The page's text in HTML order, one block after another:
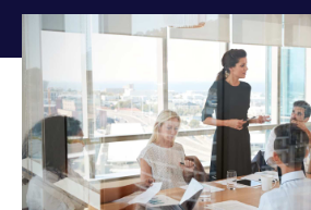
Tu sei